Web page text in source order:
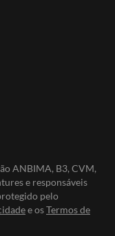
ANBIMA, B3, CVM,
e responsáveis
pelo
e osTermos de